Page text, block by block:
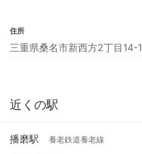
住所
三重県桑名市新西方2丁目14-
近くの駅
播磨駅 養老鉄道養老線